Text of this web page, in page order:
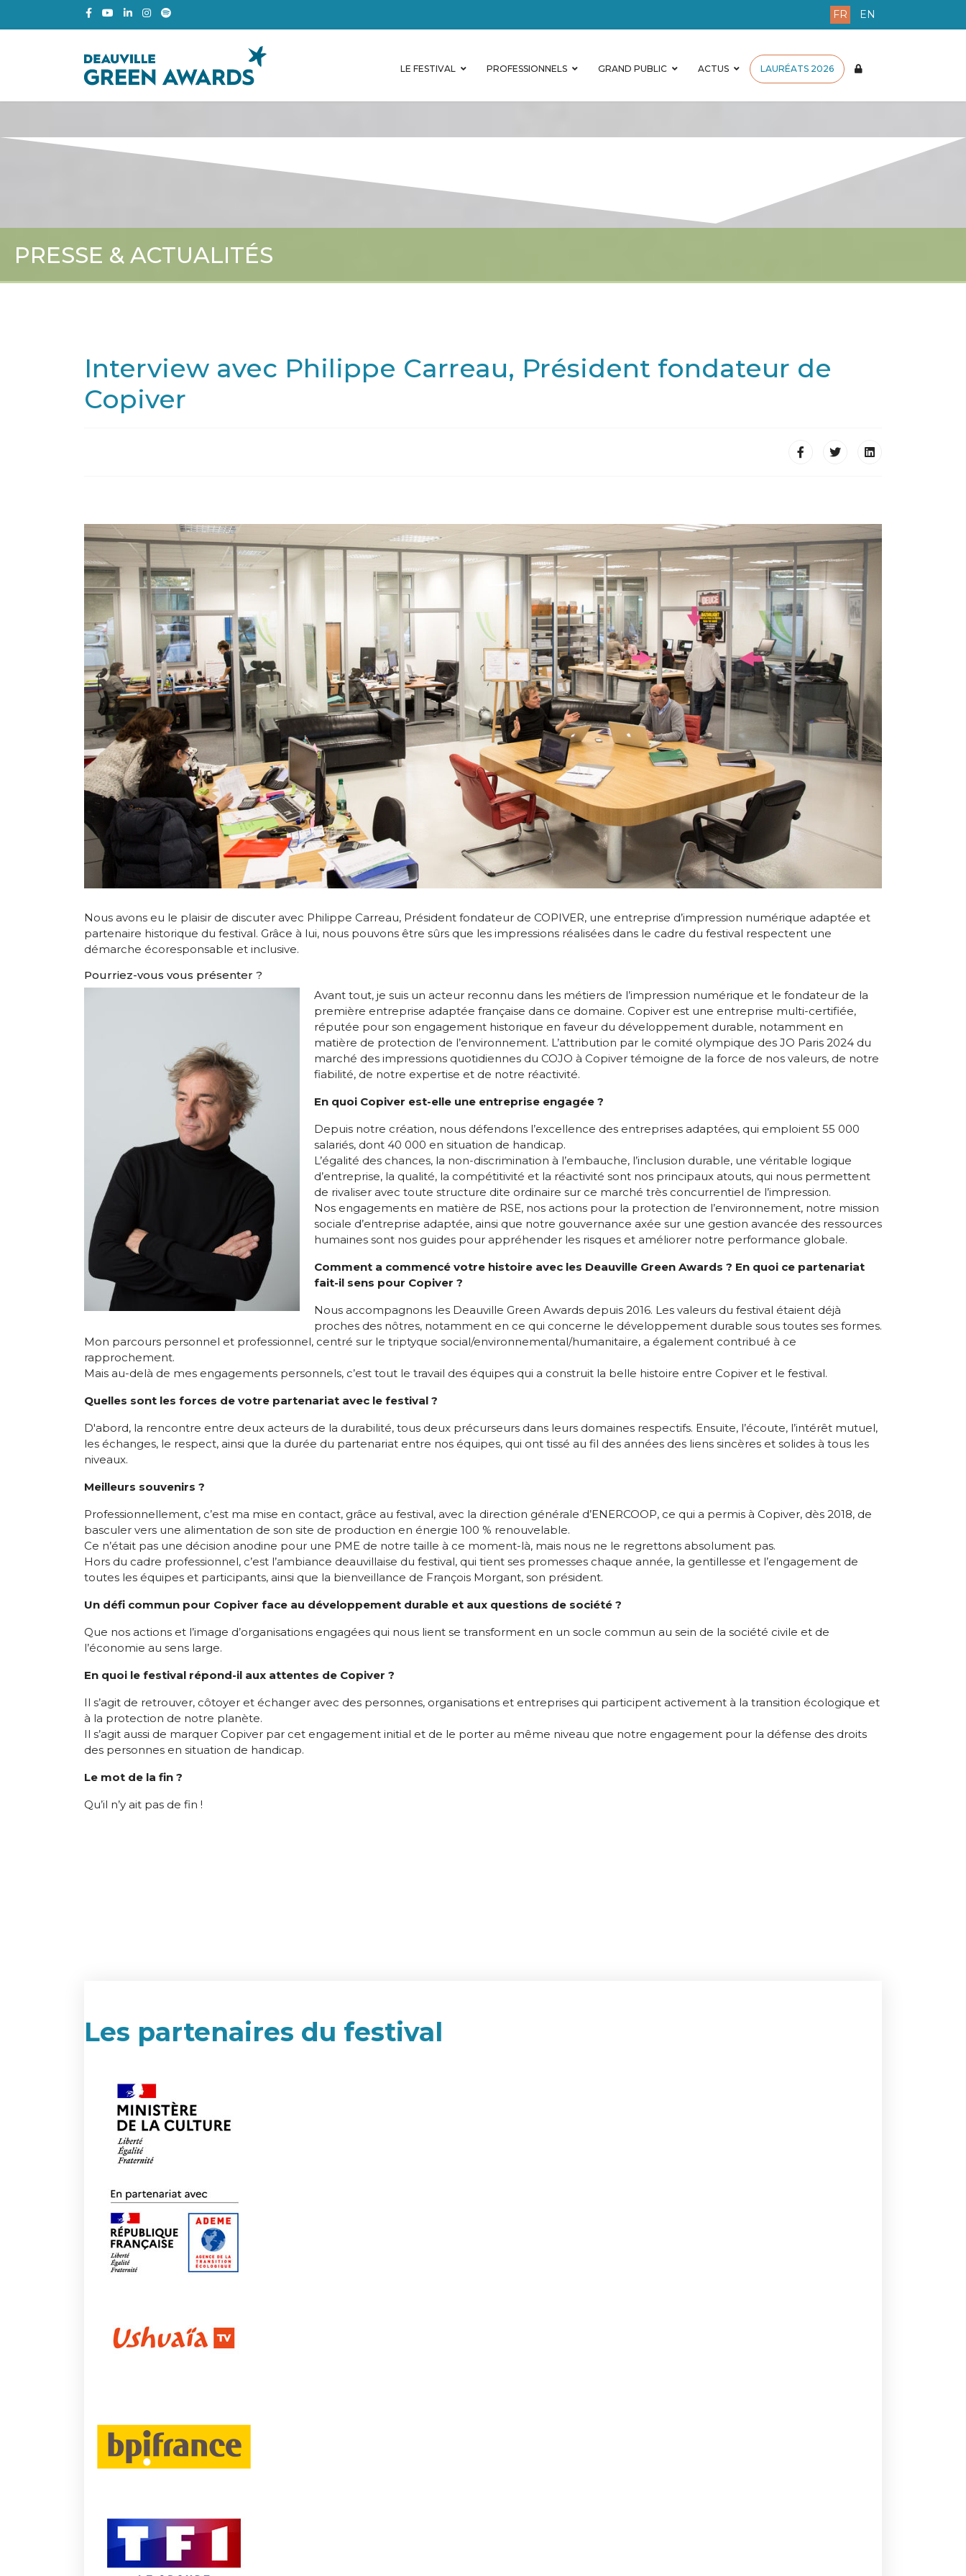
FR EN
LE FESTIVAL PROFESSIONNELS GRAND PUBLIC ACTUS LAURÉATS 2026
PRESSE & ACTUALITÉS
Interview avec Philippe Carreau, Président fondateur de
Copiver
Nous avons eu le plaisir de discuter avec Philippe Carreau, Président fondateur de COPIVER, une entreprise d’impression numérique adaptée et
partenaire historique du festival. Grâce à lui, nous pouvons être sûrs que les impressions réalisées dans le cadre du festival respectent une
démarche écoresponsable et inclusive.
Pourriez-vous vous présenter ?
Avant tout, je suis un acteur reconnu dans les métiers de l’impression numérique et le fondateur de la
première entreprise adaptée française dans ce domaine. Copiver est une entreprise multi-certifiée,
réputée pour son engagement historique en faveur du développement durable, notamment en
matière de protection de l’environnement. L’attribution par le comité olympique des JO Paris 2024 du
marché des impressions quotidiennes du COJO à Copiver témoigne de la force de nos valeurs, de notre
fiabilité, de notre expertise et de notre réactivité.
En quoi Copiver est-elle une entreprise engagée ?
Depuis notre création, nous défendons l’excellence des entreprises adaptées, qui emploient 55 000
salariés, dont 40 000 en situation de handicap.
L’égalité des chances, la non-discrimination à l’embauche, l’inclusion durable, une véritable logique
d’entreprise, la qualité, la compétitivité et la réactivité sont nos principaux atouts, qui nous permettent
de rivaliser avec toute structure dite ordinaire sur ce marché très concurrentiel de l’impression.
Nos engagements en matière de RSE, nos actions pour la protection de l’environnement, notre mission
sociale d’entreprise adaptée, ainsi que notre gouvernance axée sur une gestion avancée des ressources
humaines sont nos guides pour appréhender les risques et améliorer notre performance globale.
Comment a commencé votre histoire avec les Deauville Green Awards ? En quoi ce partenariat
fait-il sens pour Copiver ?
Nous accompagnons les Deauville Green Awards depuis 2016. Les valeurs du festival étaient déjà
proches des nôtres, notamment en ce qui concerne le développement durable sous toutes ses formes.
Mon parcours personnel et professionnel, centré sur le triptyque social/environnemental/humanitaire, a également contribué à ce
rapprochement.
Mais au-delà de mes engagements personnels, c’est tout le travail des équipes qui a construit la belle histoire entre Copiver et le festival.
Quelles sont les forces de votre partenariat avec le festival ?
D'abord, la rencontre entre deux acteurs de la durabilité, tous deux précurseurs dans leurs domaines respectifs. Ensuite, l’écoute, l’intérêt mutuel,
les échanges, le respect, ainsi que la durée du partenariat entre nos équipes, qui ont tissé au fil des années des liens sincères et solides à tous les
niveaux.
Meilleurs souvenirs ?
Professionnellement, c’est ma mise en contact, grâce au festival, avec la direction générale d’ENERCOOP, ce qui a permis à Copiver, dès 2018, de
basculer vers une alimentation de son site de production en énergie 100 % renouvelable.
Ce n’était pas une décision anodine pour une PME de notre taille à ce moment-là, mais nous ne le regrettons absolument pas.
Hors du cadre professionnel, c’est l’ambiance deauvillaise du festival, qui tient ses promesses chaque année, la gentillesse et l’engagement de
toutes les équipes et participants, ainsi que la bienveillance de François Morgant, son président.
Un défi commun pour Copiver face au développement durable et aux questions de société ?
Que nos actions et l’image d’organisations engagées qui nous lient se transforment en un socle commun au sein de la société civile et de
l’économie au sens large.
En quoi le festival répond-il aux attentes de Copiver ?
Il s’agit de retrouver, côtoyer et échanger avec des personnes, organisations et entreprises qui participent activement à la transition écologique et
à la protection de notre planète.
Il s’agit aussi de marquer Copiver par cet engagement initial et de le porter au même niveau que notre engagement pour la défense des droits
des personnes en situation de handicap.
Le mot de la fin ?
Qu’il n’y ait pas de fin !
Les partenaires du festival